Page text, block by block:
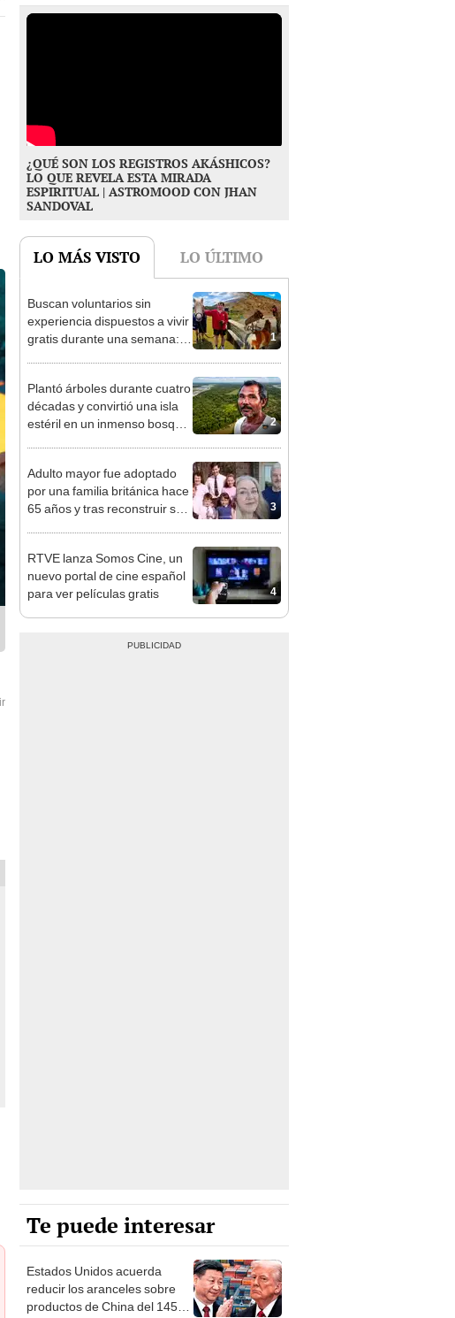
¿QUÉ SON LOS REGISTROS AKÁSHICOS?
LO QUE REVELA ESTA MIRADA
ESPIRITUAL | ASTROMOOD CON JHAN
SANDOVAL
LO MÁS VISTO
1
experiencia dispuestos a vivir
gratis durante una semana:
para cuidar caballos, burros y
2
Plantó árboles durante cuatro
décadas y convirtió una isla
estéril en un inmenso bosque:
hoy supera casi seis veces al
3
Adulto mayor fue adoptado
por una familia británica hace
65 años y tras reconstruir sus
raíces mediante ADN ocurre
pajar”
4
RTVE lanza Somos Cine, un
nuevo portal de cine español
para ver películas gratis
Te puede interesar
Estados Unidos acuerda
reducir los aranceles sobre
productos de China del 145%
al 30% por 90 días